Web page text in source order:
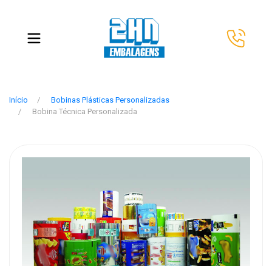
Início
Bobinas Plásticas Personalizadas
Bobina Técnica Personalizada